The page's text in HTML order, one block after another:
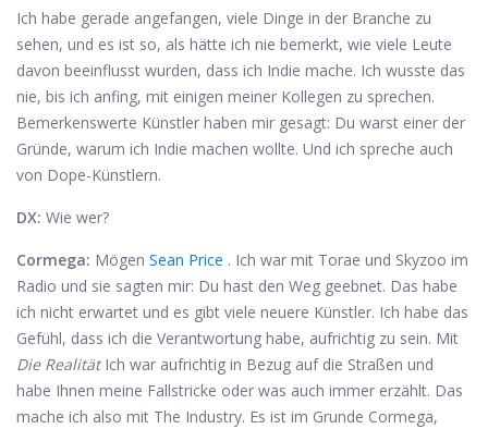
Ich habe gerade angefangen, viele Dinge in der Branche zu
sehen, und es ist so, als hätte ich nie bemerkt, wie viele Leute
davon beeinflusst wurden, dass ich Indie mache. Ich wusste das
nie, bis ich anfing, mit einigen meiner Kollegen zu sprechen.
Bemerkenswerte Künstler haben mir gesagt: Du warst einer der
Gründe, warum ich Indie machen wollte. Und ich spreche auch
von Dope-Künstlern.
DX: Wie wer?
Cormega: Mögen Sean Price . Ich war mit Torae und Skyzoo im
Radio und sie sagten mir: Du hast den Weg geebnet. Das habe
ich nicht erwartet und es gibt viele neuere Künstler. Ich habe das
Gefühl, dass ich die Verantwortung habe, aufrichtig zu sein. Mit
Die RealitätIch war aufrichtig in Bezug auf die Straßen und
habe Ihnen meine Fallstricke oder was auch immer erzählt. Das
mache ich also mit The Industry. Es ist im Grunde Cormega,